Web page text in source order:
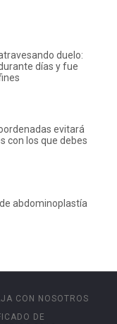
duelo:
días y fue
evitará
con los que debes
abdominoplastía
CON NOSOTROS
DE